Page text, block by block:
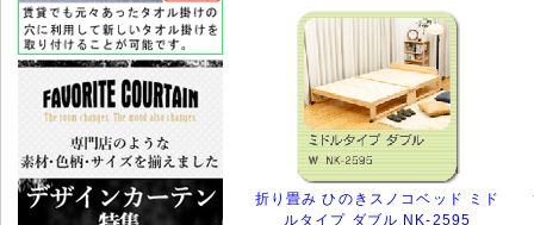
折り畳み ひのきスノコベッド ミド
ルタイプ ダブル NK-2595